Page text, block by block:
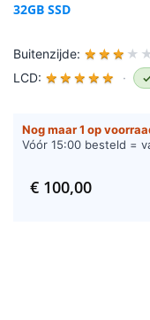
32GB SSD
Buitenzijde: ★ ★ ★ ★
LCD: ★ ★ ★ ★ ★ ·
Nog maar 1 op
Vóór 15:00 besteld =
€100,00